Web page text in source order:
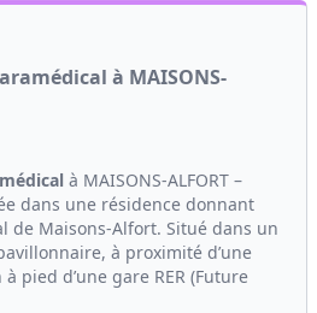
à MAISONS-
à MAISONS-ALFORT –
dans une résidence donnant
de Maisons-Alfort. Situé dans un
à proximité d’une
pied d’une gare RER (Future